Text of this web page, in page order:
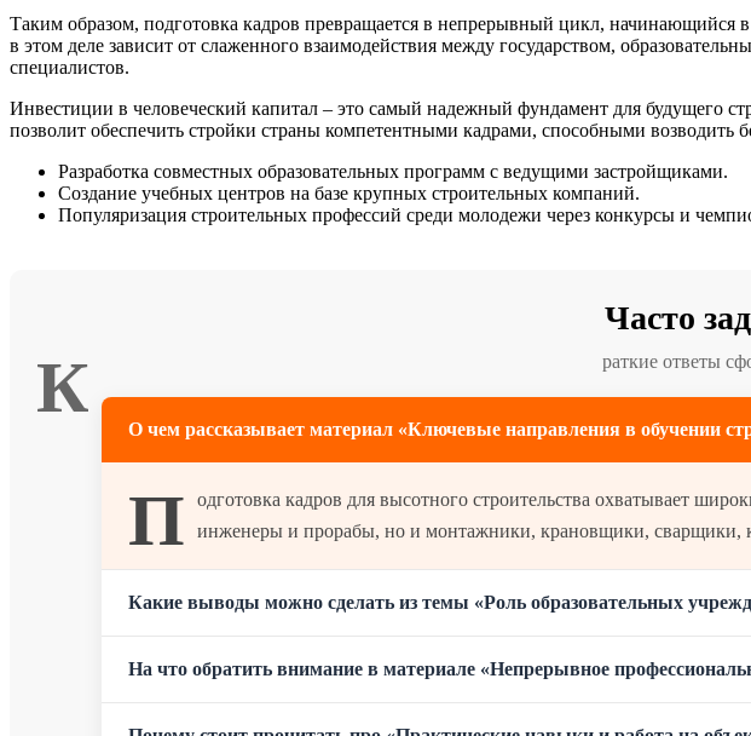
Таким образом, подготовка кадров превращается в непрерывный цикл, начинающийся
в этом деле зависит от слаженного взаимодействия между государством,
специалистов.
Инвестиции в человеческий капитал – это самый надежный фундамент для будущего
позволит обеспечить стройки страны компетентными кадрами, способными возводить
Разработка совместных образовательных программ с ведущими застройщиками.
Создание учебных центров на базе крупных строительных компаний.
Популяризация строительных профессий среди молодежи через конкурсы и
Часто
К раткие ответы
О чем рассказывает материал «Ключевые направления в обучении
П
одготовка кадров для высотного строительства охватывает
инженеры и прорабы, но и монтажники, крановщики, сварщики,
Какие выводы можно сделать из темы «Роль образовательных
На что обратить внимание в материале «Непрерывное